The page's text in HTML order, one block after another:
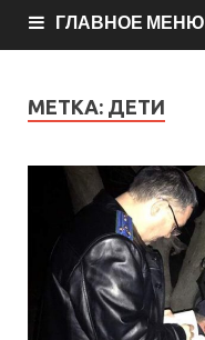
ГЛАВНОЕ МЕНЮ
МЕТКА: ДЕТИ